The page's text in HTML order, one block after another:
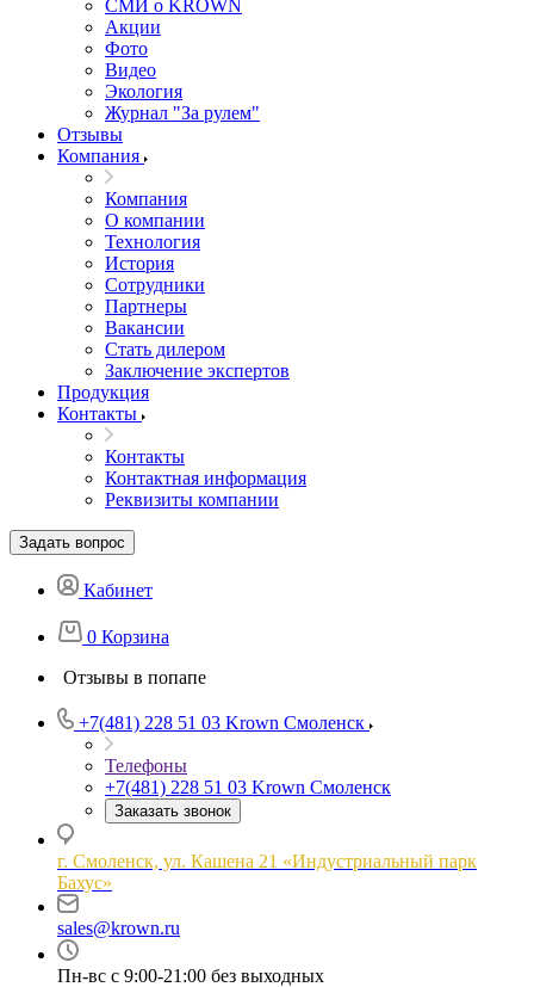
СМИ о KROWN
Акции
Фото
Видео
Экология
Журнал "За рулем"
Отзывы
Компания
Компания
О компании
Технология
История
Сотрудники
Партнеры
Вакансии
Стать дилером
Заключение экспертов
Продукция
Контакты
Контакты
Контактная информация
Реквизиты компании
Задать вопрос
Кабинет
0 Корзина
Отзывы в попапе
+7(481) 228 51 03 Krown Смоленск
Телефоны
+7(481) 228 51 03 Krown Смоленск
Заказать звонок
г. Смоленск, ул. Кашена 21 «Индустриальный парк
Бахус»
sales@krown.ru
Пн-вс с 9:00-21:00 без выходных